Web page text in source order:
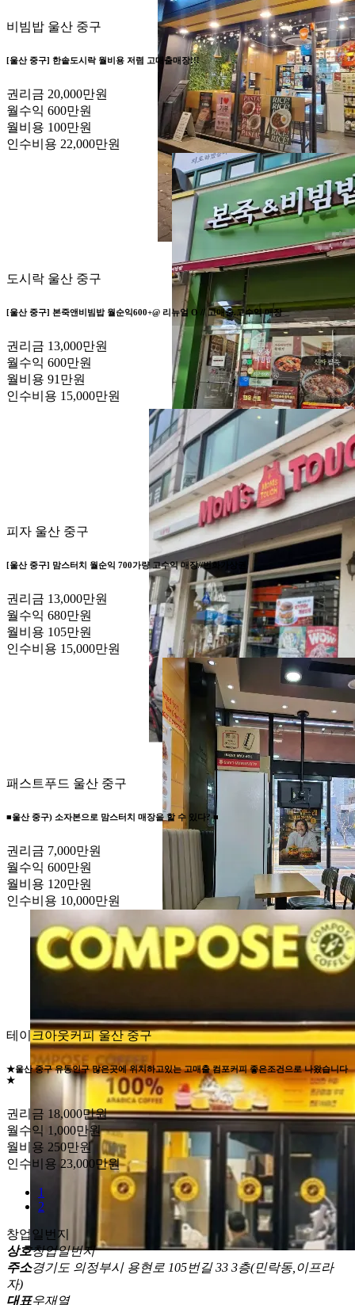
비빔밥 울산 중구
[울산 중구] 한솥도시락 월비용 저렴 고매출매장!!!
권리금 20,000만원
월수익 600만원
월비용 100만원
인수비용 22,000만원
도시락 울산 중구
[울산 중구] 본죽앤비빔밥 월순익600+@ 리뉴얼 O // 고매출.고수익 매장
권리금 13,000만원
월수익 600만원
월비용 91만원
인수비용 15,000만원
피자 울산 중구
[울산 중구] 맘스터치 월순익 700가량 고수익 매장//번화가상권
권리금 13,000만원
월수익 680만원
월비용 105만원
인수비용 15,000만원
패스트푸드 울산 중구
■울산 중구) 소자본으로 맘스터치 매장을 할 수 있다? ■
권리금 7,000만원
월수익 600만원
월비용 120만원
인수비용 10,000만원
테이크아웃커피 울산 중구
★울산 중구 유동인구 많은곳에 위치하고있는 고매출 컴포커피 좋은조건으로 나왔습니다
★
권리금 18,000만원
월수익 1,000만원
월비용 250만원
인수비용 23,000만원
1
2
창업일번지
상호창업일번지
주소경기도 의정부시 용현로 105번길 33 3층(민락동,이프라
자)
대표우재열